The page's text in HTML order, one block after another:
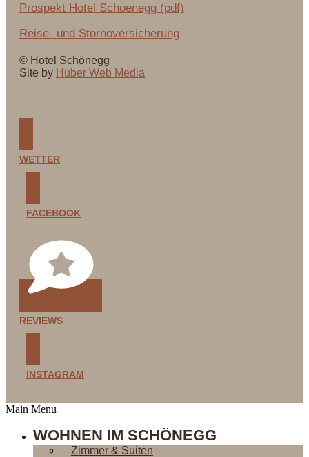
Prospekt Hotel Schoenegg (pdf)
Reise- und Stornoversicherung
© Hotel Schönegg
Site by Huber Web Media
WETTER
FACEBOOK
REVIEWS
INSTAGRAM
Main Menu
WOHNEN IM SCHÖNEGG
Zimmer & Suiten